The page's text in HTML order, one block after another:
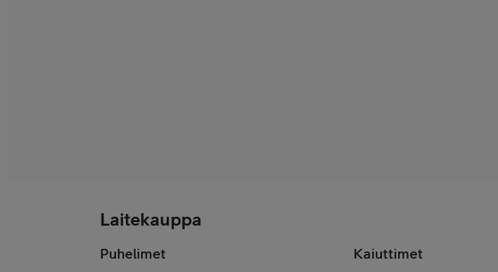
Laitekauppa
Puhelimet Kaiuttimet